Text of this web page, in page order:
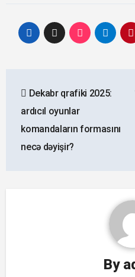
naviqasiyası
Dekabr qrafiki 2025:
ardıcıl oyunlar
komandaların formasını
necə dəyişir?
By